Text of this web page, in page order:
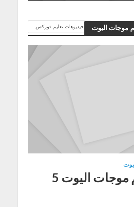
موجات اليوت فيديوهات تعليم فوركس
اليوت 5